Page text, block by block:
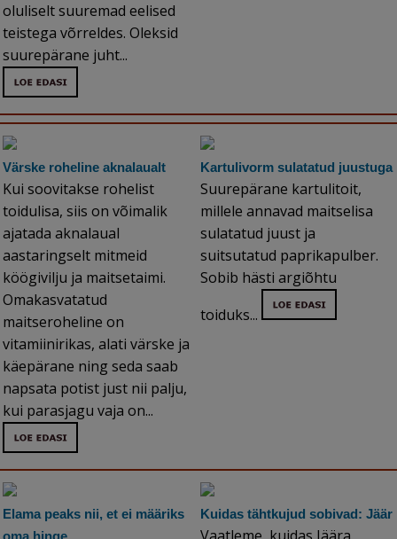
oluliselt suuremad eelised
teistega võrreldes. Oleksid
suurepärane juht...
Värske roheline aknalaualt
Kui soovitakse rohelist
toidulisa, siis on võimalik
ajatada aknalaual
aastaringselt mitmeid
köögivilju ja maitsetaimi.
Omakasvatatud
maitseroheline on
vitamiinirikas, alati värske ja
käepärane ning seda saab
napsata potist just nii palju,
kui parasjagu vaja on...
Kartulivorm sulatatud juustuga
Suurepärane kartulitoit,
millele annavad maitselisa
sulatatud juust ja
suitsutatud paprikapulber.
Sobib hästi argiõhtu
toiduks...
Elama peaks nii, et ei määriks
Kuidas tähtkujud sobivad: Jäär